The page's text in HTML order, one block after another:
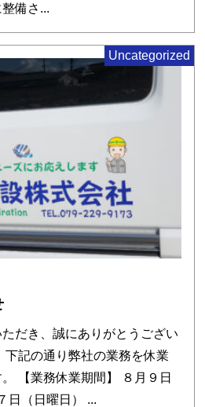
備さ...
Uncategorized
だき、誠にありがとうござい
下記の通り弊社の業務を休業
【業務休業期間】 ８月９日
日（日曜日） ...